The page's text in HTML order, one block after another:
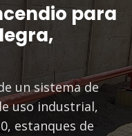
para
un sistema de
uso industrial,
estanques de